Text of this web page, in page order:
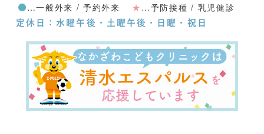
…一般外来 / 予約外来 ★ …予防接種 / 乳児健診
定休日：水曜午後・土曜午後・日曜・祝日